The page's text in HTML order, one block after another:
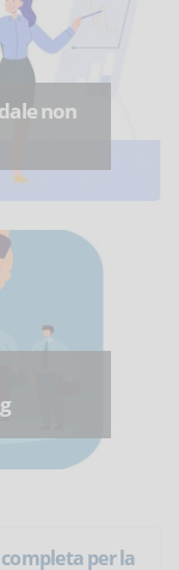
non
per la